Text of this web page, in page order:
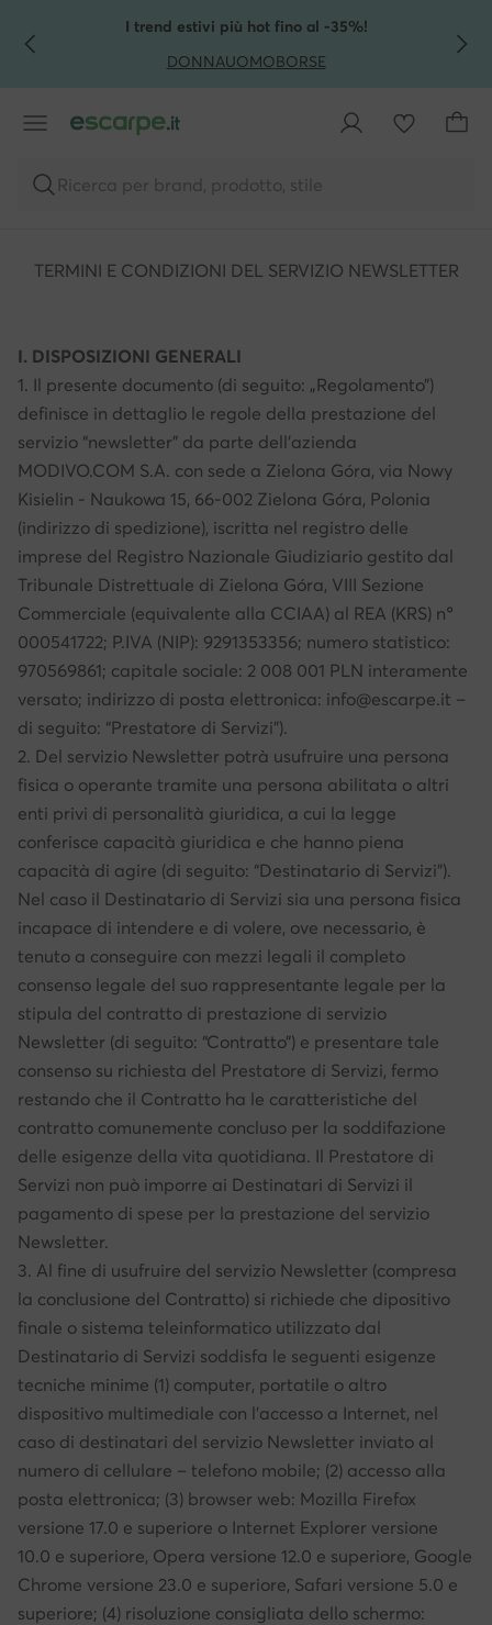
VAI AL CONTENUTO PRINCIPALE
VAI ALLA RICERCAI trend estivi più hot fino al -35%!
DONNAUOMOBORSE
Ricerca per brand, prodotto, stile
TERMINI E CONDIZIONI DEL SERVIZIO NEWSLETTER
I. DISPOSIZIONI GENERALI
1. Il presente documento (di seguito: „Regolamento”)
definisce in dettaglio le regole della prestazione del
servizio “newsletter” da parte dell'azienda
MODIVO.COM S.A. con sede a Zielona Góra, via Nowy
Kisielin - Naukowa 15, 66-002 Zielona Góra, Polonia
(indirizzo di spedizione), iscritta nel registro delle
imprese del Registro Nazionale Giudiziario gestito dal
Tribunale Distrettuale di Zielona Góra, VIII Sezione
Commerciale (equivalente alla CCIAA) al REA (KRS) n°
000541722; P.IVA (NIP): 9291353356; numero statistico:
970569861; capitale sociale: 2 008 001 PLN interamente
versato; indirizzo di posta elettronica: info@escarpe.it –
di seguito: “Prestatore di Servizi”).
2. Del servizio Newsletter potrà usufruire una persona
fisica o operante tramite una persona abilitata o altri
enti privi di personalità giuridica, a cui la legge
conferisce capacità giuridica e che hanno piena
capacità di agire (di seguito: “Destinatario di Servizi”).
Nel caso il Destinatario di Servizi sia una persona fisica
incapace di intendere e di volere, ove necessario, è
tenuto a conseguire con mezzi legali il completo
consenso legale del suo rappresentante legale per la
stipula del contratto di prestazione di servizio
Newsletter (di seguito: “Contratto”) e presentare tale
consenso su richiesta del Prestatore di Servizi, fermo
restando che il Contratto ha le caratteristiche del
contratto comunemente concluso per la soddifazione
delle esigenze della vita quotidiana. Il Prestatore di
Servizi non può imporre ai Destinatari di Servizi il
pagamento di spese per la prestazione del servizio
Newsletter.
3. Al fine di usufruire del servizio Newsletter (compresa
la conclusione del Contratto) si richiede che dipositivo
finale o sistema teleinformatico utilizzato dal
Destinatario di Servizi soddisfa le seguenti esigenze
tecniche minime (1) computer, portatile o altro
dispositivo multimediale con l’accesso a Internet, nel
caso di destinatari del servizio Newsletter inviato al
numero di cellulare – telefono mobile; (2) accesso alla
posta elettronica; (3) browser web: Mozilla Firefox
versione 17.0 e superiore o Internet Explorer versione
10.0 e superiore, Opera versione 12.0 e superiore, Google
Chrome versione 23.0 e superiore, Safari versione 5.0 e
superiore; (4) risoluzione consigliata dello schermo: